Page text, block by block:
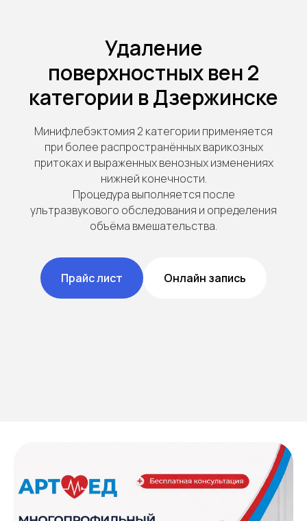
Удаление
поверхностных вен 2
категории в Дзержинске
Минифлебэктомия 2 категории применяется
при более распространённых варикозных
притоках и выраженных венозных изменениях
нижней конечности.
Процедура выполняется после
ультразвукового обследования и определения
объёма вмешательства.
Прайс лист Онлайн запись